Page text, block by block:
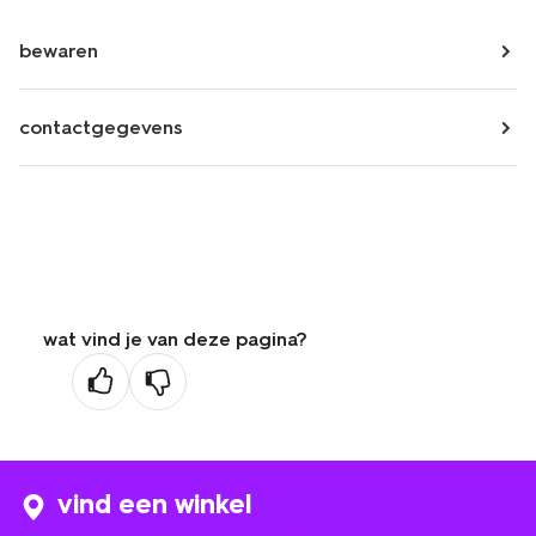
bewaren
contactgegevens
wat vind je van deze pagina?
vind een winkel